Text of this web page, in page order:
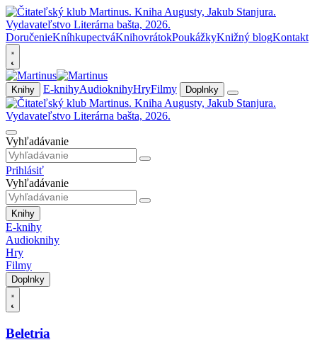
DoručenieKníhkupectváKnihovrátokPoukážkyKnižný blogKontakt
Knihy E-knihyAudioknihyHryFilmy Doplnky
Vyhľadávanie
Prihlásiť
Vyhľadávanie
Knihy
E-knihy
Audioknihy
Hry
Filmy
Doplnky
Beletria